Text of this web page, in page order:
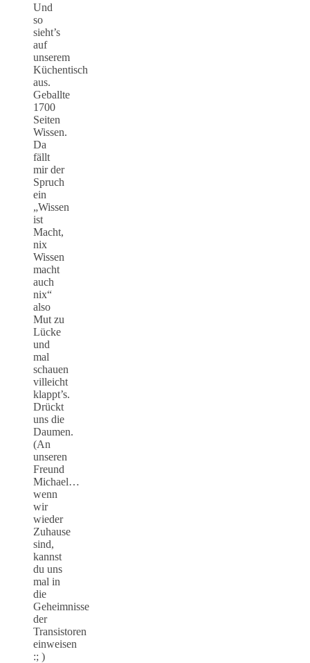
Und
so
sieht’s
auf
unserem
Küchentisch
aus.
Geballte
1700
Seiten
Wissen.
Da
fällt
mir der
Spruch
ein
„Wissen
ist
Macht,
nix
Wissen
macht
auch
nix“
also
Mut zu
Lücke
und
mal
schauen
villeicht
klappt’s.
Drückt
uns die
Daumen.
(An
unseren
Freund
Michael…
wenn
wir
wieder
Zuhause
sind,
kannst
du uns
mal in
die
Geheimnisse
der
Transistoren
einweisen
:; )